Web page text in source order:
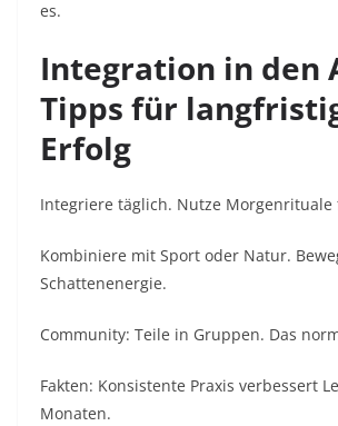
es.​
Integration in den
Tipps für
Erfolg
Integriere täglich. Nutze Morgenrituale
Kombiniere mit Sport oder Natur.
Schattenenergie.​
Community: Teile in Gruppen. Das
Fakten: Konsistente Praxis verbessert
Monaten.​